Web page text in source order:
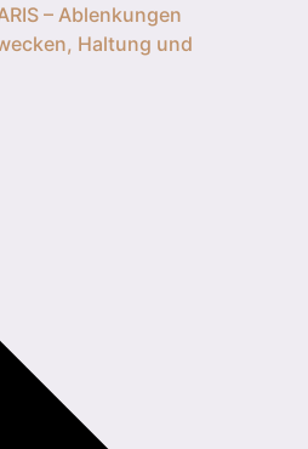
– Ablenkungen
Haltung und